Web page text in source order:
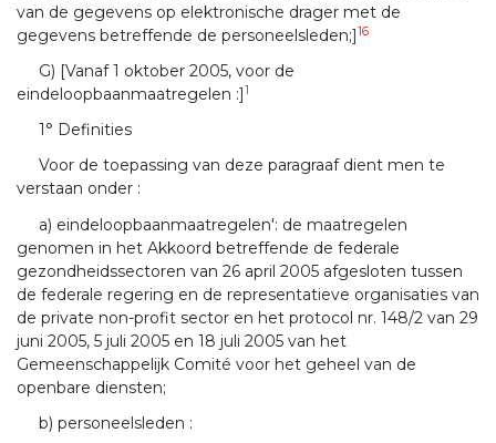
van de gegevens op elektronische drager met de
gegevens betreffende de personeelsleden;]16
G) [Vanaf 1 oktober 2005, voor de
eindeloopbaanmaatregelen :]1
1° Definities
Voor de toepassing van deze paragraaf dient men te
verstaan onder :
a) eindeloopbaanmaatregelen': de maatregelen
genomen in het Akkoord betreffende de federale
gezondheidssectoren van 26 april 2005 afgesloten tussen
de federale regering en de representatieve organisaties van
de private non-profit sector en het protocol nr. 148/2 van 29
juni 2005, 5 juli 2005 en 18 juli 2005 van het
Gemeenschappelijk Comité voor het geheel van de
openbare diensten;
b) personeelsleden :